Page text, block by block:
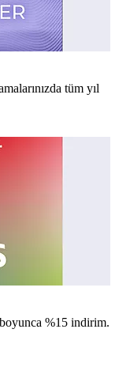
tüm yıl
%15 indirim.